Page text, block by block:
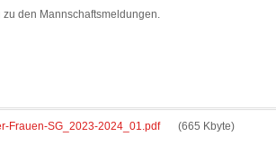
den Mannschaftsmeldungen.
Frauen-SG_2023-2024_01.pdf
(665 Kbyte)